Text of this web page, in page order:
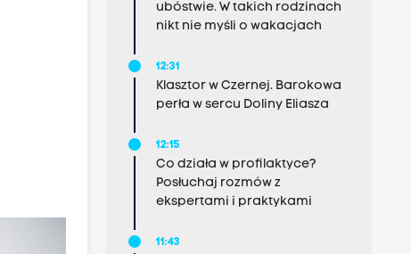
ubóstwie. W takich rodzinach
nikt nie myśli o wakacjach
12:31
Klasztor w Czernej. Barokowa
perła w sercu Doliny Eliasza
12:15
Co działa w profilaktyce?
Posłuchaj rozmów z
ekspertami i praktykami
11:43